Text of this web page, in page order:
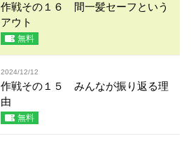
作戦その１６ 間一髪セーフという
アウト
無料
2024/12/12
作戦その１５ みんなが振り返る理
由
無料